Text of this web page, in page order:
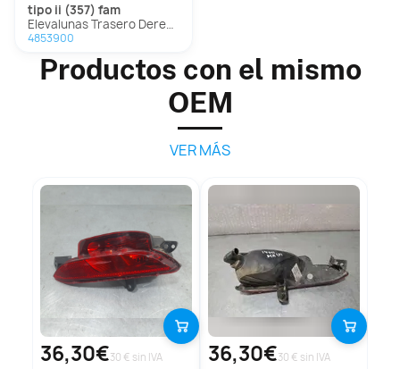
tipo ii (357) fam
Elevalunas Trasero Derecho Para Fiat Tipo Ii Fam
4853900
Productos con el mismo
OEM
VER MÁS
36,30€30 € sin IVA 36,30€30 € sin IVA